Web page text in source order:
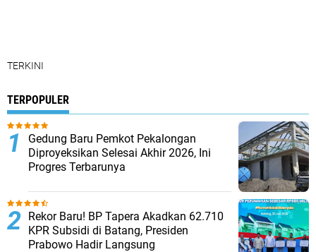
TERKINI
TERPOPULER
Gedung Baru Pemkot Pekalongan
Diproyeksikan Selesai Akhir 2026, Ini
Progres Terbarunya
Rekor Baru! BP Tapera Akadkan 62.710
KPR Subsidi di Batang, Presiden
Prabowo Hadir Langsung